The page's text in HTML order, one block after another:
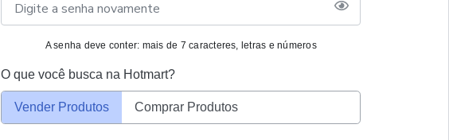
A senha deve conter: mais de 7 caracteres, letras e números
O que você busca na Hotmart?
Vender Produtos Comprar Produtos